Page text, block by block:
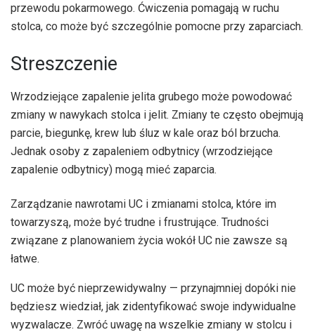
przewodu pokarmowego. Ćwiczenia pomagają w ruchu
stolca, co może być szczególnie pomocne przy zaparciach.
Streszczenie
Wrzodziejące zapalenie jelita grubego może powodować
zmiany w nawykach stolca i jelit. Zmiany te często obejmują
parcie, biegunkę, krew lub śluz w kale oraz ból brzucha.
Jednak osoby z zapaleniem odbytnicy (wrzodziejące
zapalenie odbytnicy) mogą mieć zaparcia.
Zarządzanie nawrotami UC i zmianami stolca, które im
towarzyszą, może być trudne i frustrujące. Trudności
związane z planowaniem życia wokół UC nie zawsze są
łatwe.
UC może być nieprzewidywalny — przynajmniej dopóki nie
będziesz wiedział, jak zidentyfikować swoje indywidualne
wyzwalacze. Zwróć uwagę na wszelkie zmiany w stolcu i